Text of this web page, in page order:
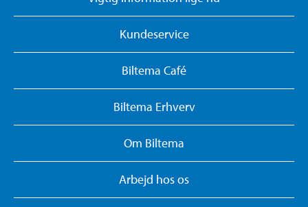
Kundeservice
Biltema Café
Biltema Erhverv
Om Biltema
Arbejd hos os